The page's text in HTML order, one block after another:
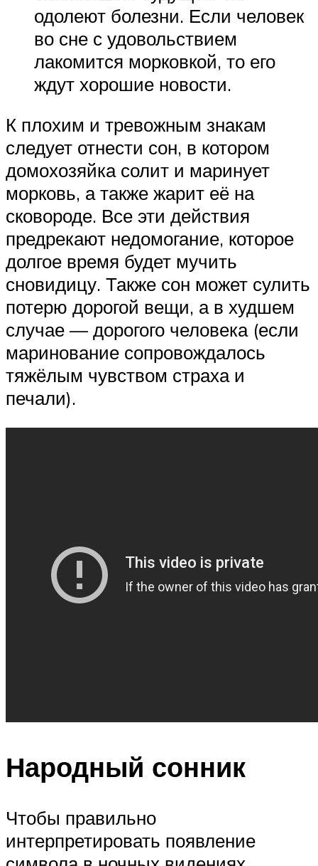
одолеют болезни. Если человек
во сне с удовольствием
лакомится морковкой, то его
ждут хорошие новости.
К плохим и тревожным знакам
следует отнести сон, в котором
домохозяйка солит и маринует
морковь, а также жарит её на
сковороде. Все эти действия
предрекают недомогание, которое
долгое время будет мучить
сновидицу. Также сон может сулить
потерю дорогой вещи, а в худшем
случае — дорогого человека (если
маринование сопровождалось
тяжёлым чувством страха и
печали).
Народный сонник
Чтобы правильно
интерпретировать появление